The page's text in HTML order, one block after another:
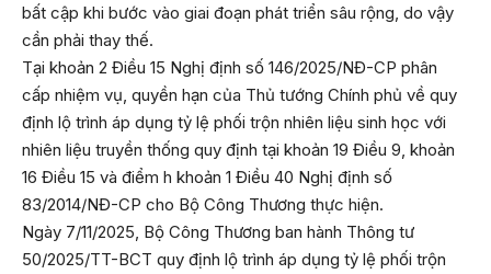
bất cập khi bước vào giai đoạn phát triển sâu rộng, do vậy
cần phải thay thế.
Tại khoản 2 Điều 15 Nghị định số 146/2025/NĐ-CP phân
cấp nhiệm vụ, quyền hạn của Thủ tướng Chính phủ về quy
định lộ trình áp dụng tỷ lệ phối trộn nhiên liệu sinh học với
nhiên liệu truyền thống quy định tại khoản 19 Điều 9, khoản
16 Điều 15 và điểm h khoản 1 Điều 40 Nghị định số
83/2014/NĐ-CP cho Bộ Công Thương thực hiện.
Ngày 7/11/2025, Bộ Công Thương ban hành Thông tư
50/2025/TT-BCT quy định lộ trình áp dụng tỷ lệ phối trộn